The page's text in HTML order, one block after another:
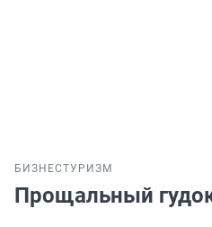
БИЗНЕСТУРИЗМ
Прощальный